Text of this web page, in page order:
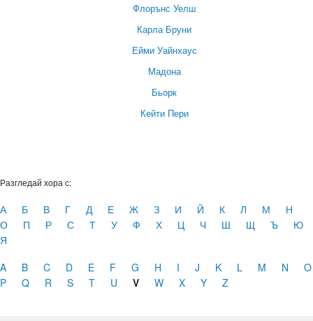
Флорънс Уелш
Карла Бруни
Ейми Уайнхаус
Мадона
Бьорк
Кейти Пери
Разгледай хора с:
А Б В Г Д Е Ж З И Й К Л М
Н
О
П Р С Т У Ф Х Ц Ч Ш Щ Ъ
Ю
Я
A
B C D E F G H I J K L M N
O
P
Q R S T U V W X Y Z